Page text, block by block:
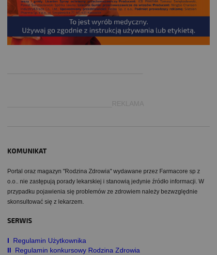
___________________________REKLAMA
KOMUNIKAT
Portal oraz magazyn "Rodzina Zdrowia" wydawane przez Farmacore sp z
o.o.. nie zastępują porady lekarskiej i stanowią jedynie źródło informacji. W
przypadku pojawienia się problemów ze zdrowiem należy bezwzględnie
skonsultować się z lekarzem.
SERWIS
I Regulamin Użytkownika
II
Regulamin konkursowy Rodzina Zdrowia